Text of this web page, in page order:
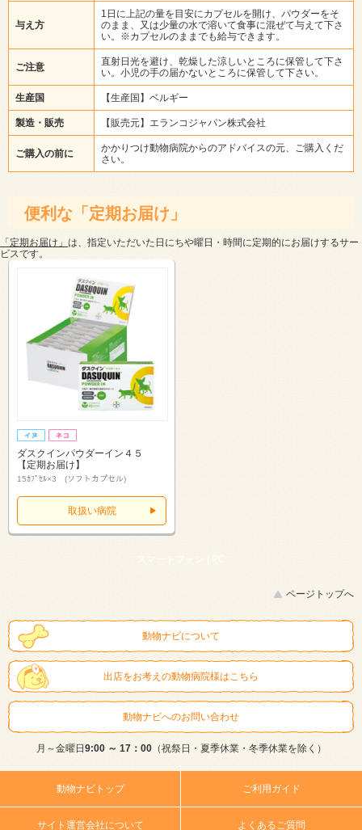
与え方
1日に上記の量を目安にカプセルを開け、パウダーをそ
のまま、又は少量の水で溶いて食事に混ぜて与えて下さ
い。※カプセルのままでも給与できます。
ご注意
直射日光を避け、乾燥した涼しいところに保管して下さ
い。小児の手の届かないところに保管して下さい。
生産国 【生産国】ベルギー
製造・販売 【販売元】エランコジャパン株式会社
ご購入の前に
かかりつけ動物病院からのアドバイスの元、ご購入くだ
さい。
便利な「定期お届け」
「定期お届け」 は、指定いただいた日にちや曜日・時間に定期的にお届けするサー
ビスです。
ダスクインパウダーイン４５
【定期お届け】
15ｶﾌﾟｾﾙ×3 (ソフトカプセル)
取扱い病院
スマートフォン | PC
ページトップへ
動物ナビについて
出店をお考えの動物病院様はこちら
動物ナビへのお問い合わせ
月～金曜日 9:00 ～ 17：00（祝祭日・夏季休業・冬季休業を除く）
動物ナビトップ ご利用ガイド
サイト運営会社について よくあるご質問